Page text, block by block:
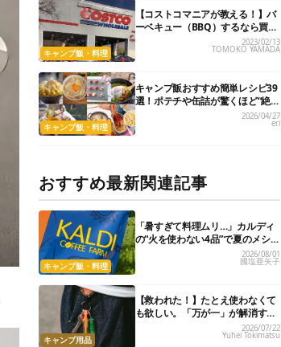
キャンプ飯・料理
【コストコマニアが教える！】バ
ーベキュー（BBQ）するなら買っ
ておきたい５つの食材
2023/02/13
TOMOKO YAMADA
キャンプ飯・料理
キャンプ飯おすすめ簡単レシピ39
選！ポテチや缶詰が驚くほど“絶
品に化ける”
2026/04/27
eri
おすすめ最新関連記事
キャンプ飯・料理
「暑すぎて料理ムリ…」カルディ
の“火を使わない4品”で夏のメシが
爆速＆激うまになった
2026/08/01
國塩亜矢子
キャンプ用品
【救われた！】たとえ使わなくて
も欲しい。「万が一」が解消する
2026/07/22
Yuhei Tokimatsu